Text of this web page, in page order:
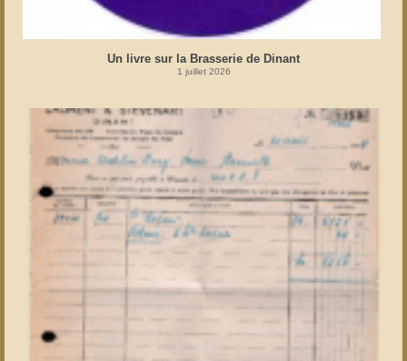
Un livre sur la Brasserie de Dinant
1 juillet 2026